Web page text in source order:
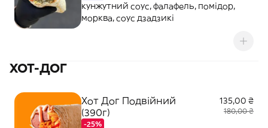
кунжутний соус, фалафель, помідор,
морква, соус дзадзикі
ХОТ-ДОГ
Хот Дог Подвійний
(390г)
-25%
135,00 ₴
180,00 ₴